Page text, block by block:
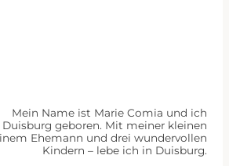
Mein Name ist Marie Comia und ich
Duisburg geboren. Mit meiner kleinen
Ehemann und drei wundervollen
Kindern – lebe ich in Duisburg.